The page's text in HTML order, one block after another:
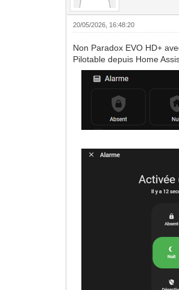
20/05/2026, 16:48:20
Non Paradox EVO HD+
Pilotable depuis Home